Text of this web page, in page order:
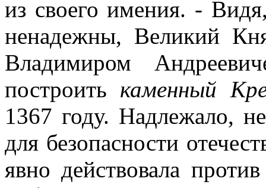
из своего имения. -
ненадежны, Великий
Владимиром
построить каменный
1367 году. Надлежало,
для безопасности
явно действовала